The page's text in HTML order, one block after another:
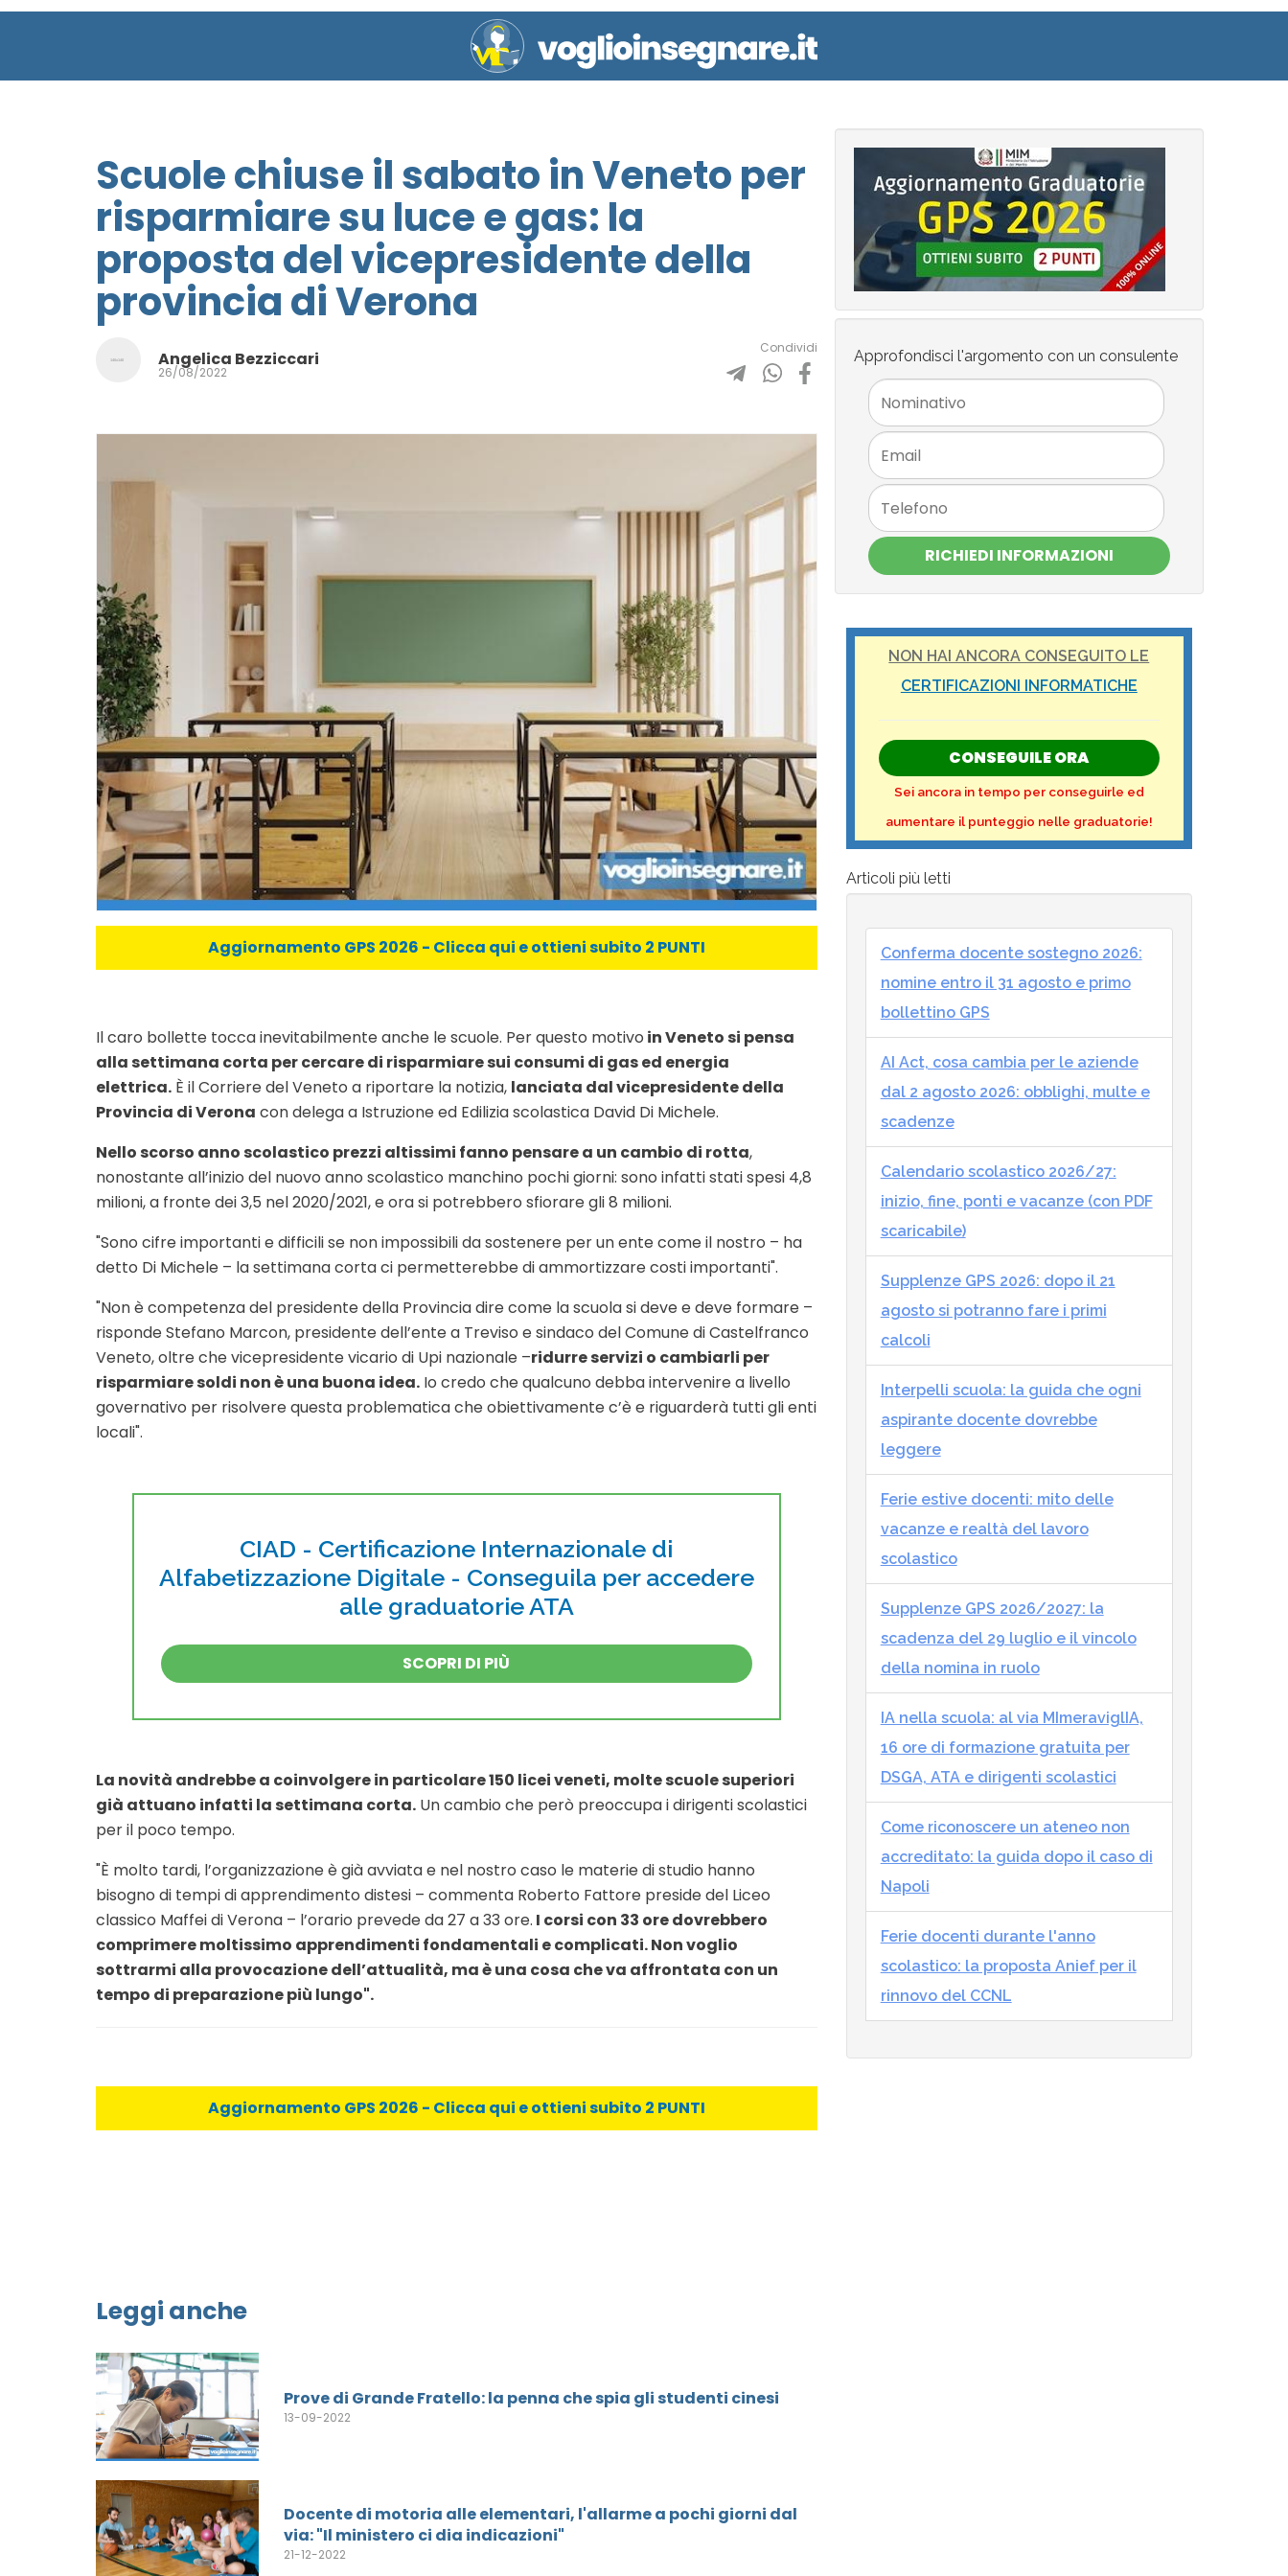
Scuole chiuse il sabato in Veneto per
risparmiare su luce e gas: la
proposta del vicepresidente della
provincia di Verona
Angelica Bezziccari
26/08/2022
Condividi
Aggiornamento GPS 2026 - Clicca qui e ottieni subito 2 PUNTI
Il caro bollette tocca inevitabilmente anche le scuole. Per questo motivo in Veneto si pensa
alla settimana corta per cercare di risparmiare sui consumi di gas ed energia
elettrica. È il Corriere del Veneto a riportare la notizia, lanciata dal vicepresidente della
Provincia di Verona con delega a Istruzione ed Edilizia scolastica David Di Michele.
Nello scorso anno scolastico prezzi altissimi fanno pensare a un cambio di rotta,
nonostante all’inizio del nuovo anno scolastico manchino pochi giorni: sono infatti stati spesi 4,8
milioni, a fronte dei 3,5 nel 2020/2021, e ora si potrebbero sfiorare gli 8 milioni.
"Sono cifre importanti e difficili se non impossibili da sostenere per un ente come il nostro – ha
detto Di Michele – la settimana corta ci permetterebbe di ammortizzare costi importanti".
"Non è competenza del presidente della Provincia dire come la scuola si deve e deve formare –
risponde Stefano Marcon, presidente dell’ente a Treviso e sindaco del Comune di Castelfranco
Veneto, oltre che vicepresidente vicario di Upi nazionale –ridurre servizi o cambiarli per
risparmiare soldi non è una buona idea. Io credo che qualcuno debba intervenire a livello
governativo per risolvere questa problematica che obiettivamente c’è e riguarderà tutti gli enti
locali".
CIAD - Certificazione Internazionale di
Alfabetizzazione Digitale - Conseguila per accedere
alle graduatorie ATA
SCOPRI DI PIÙ
La novità andrebbe a coinvolgere in particolare 150 licei veneti, molte scuole superiori
già attuano infatti la settimana corta. Un cambio che però preoccupa i dirigenti scolastici
per il poco tempo.
"È molto tardi, l’organizzazione è già avviata e nel nostro caso le materie di studio hanno
bisogno di tempi di apprendimento distesi – commenta Roberto Fattore preside del Liceo
classico Maffei di Verona – l’orario prevede da 27 a 33 ore. I corsi con 33 ore dovrebbero
comprimere moltissimo apprendimenti fondamentali e complicati. Non voglio
sottrarmi alla provocazione dell’attualità, ma è una cosa che va affrontata con un
tempo di preparazione più lungo".
Aggiornamento GPS 2026 - Clicca qui e ottieni subito 2 PUNTI
Leggi anche
Prove di Grande Fratello: la penna che spia gli studenti cinesi
13-09-2022
Docente di motoria alle elementari, l'allarme a pochi giorni dal
via: "Il ministero ci dia indicazioni"
21-12-2022
Approfondisci l'argomento con un consulente
RICHIEDI INFORMAZIONI
NON HAI ANCORA CONSEGUITO LE
CERTIFICAZIONI INFORMATICHE
CONSEGUILE ORA
Sei ancora in tempo per conseguirle ed
aumentare il punteggio nelle graduatorie!
Articoli più letti
Conferma docente sostegno 2026:
nomine entro il 31 agosto e primo
bollettino GPS
AI Act, cosa cambia per le aziende
dal 2 agosto 2026: obblighi, multe e
scadenze
Calendario scolastico 2026/27:
inizio, fine, ponti e vacanze (con PDF
scaricabile)
Supplenze GPS 2026: dopo il 21
agosto si potranno fare i primi
calcoli
Interpelli scuola: la guida che ogni
aspirante docente dovrebbe
leggere
Ferie estive docenti: mito delle
vacanze e realtà del lavoro
scolastico
Supplenze GPS 2026/2027: la
scadenza del 29 luglio e il vincolo
della nomina in ruolo
IA nella scuola: al via MImeraviglIA,
16 ore di formazione gratuita per
DSGA, ATA e dirigenti scolastici
Come riconoscere un ateneo non
accreditato: la guida dopo il caso di
Napoli
Ferie docenti durante l'anno
scolastico: la proposta Anief per il
rinnovo del CCNL